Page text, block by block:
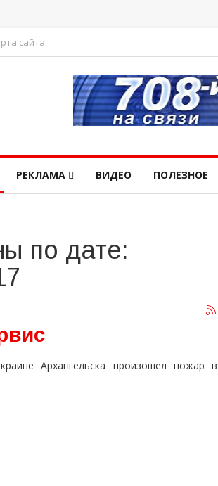
сайта
РЕКЛАМА ВИДЕО ПОЛЕЗНОЕ
по дате:
Архангельска произошел пожар в